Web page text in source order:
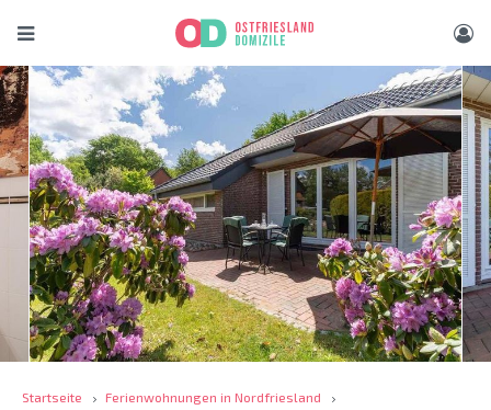
Startseite
Ferienwohnungen in Nordfriesland